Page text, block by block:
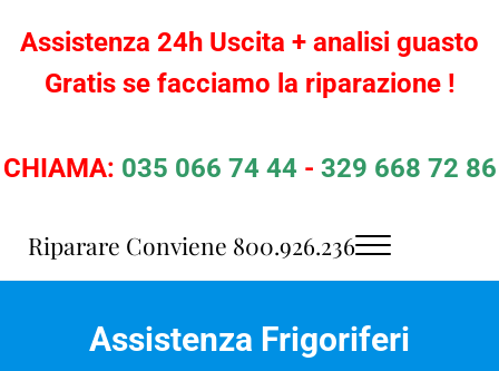
Assistenza 24h Uscita + analisi guasto
Gratis se facciamo la riparazione !
CHIAMA: 035 066 74 44- 329 668 72 86
Riparare Conviene 800.926.236
Assistenza Elettrodomestici Bergamo
Menu
Assistenza Frigoriferi